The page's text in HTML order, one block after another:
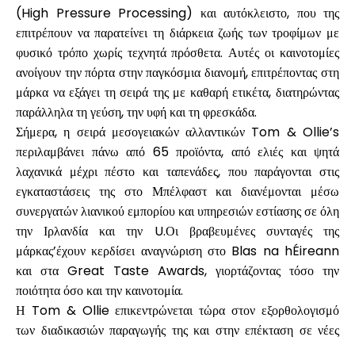
(High Pressure Processing) και αυτόκλειστο, που της
επιτρέπουν να παρατείνει τη διάρκεια ζωής των τροφίμων με
φυσικό τρόπο χωρίς τεχνητά πρόσθετα. Αυτές οι καινοτομίες
ανοίγουν την πόρτα στηνπαγκόσμια διανομή, επιτρέποντας στη
μάρκα να εξάγει τη σειρά της με καθαρή ετικέτα, διατηρώντας
παράλληλα τη γεύση, την υφή και τη φρεσκάδα.
Σήμερα, η σειρά μεσογειακών αλλαντικών Tom & Ollie’s
περιλαμβάνει πάνω από 65 προϊόντα, από ελιές και ψητά
λαχανικά μέχρι πέστο και ταπενάδες, που παράγονται στις
εγκαταστάσεις της στο Μπέλφαστ και διανέμονται μέσω
συνεργατών λιανικού εμπορίου και υπηρεσιών εστίασης σε όλη
την Ιρλανδία και την U.Οι βραβευμένες συνταγές της
μάρκας’έχουν κερδίσει αναγνώριση στο Blas na hÉireann
και στα Great Taste Awards, γιορτάζοντας τόσο την
ποιότητα όσο και την καινοτομία.
Η Tom & Ollie επικεντρώνεται τώρα στον εξορθολογισμό
των διαδικασιών παραγωγής της και στην επέκταση σε νέες